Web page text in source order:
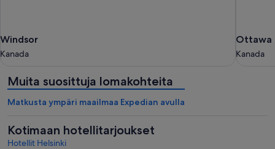
Windsor
Kanada
Windsor
Kanada
Ottawa
Kanada
Ottawa
Kanada
Muita suosittuja lomakohteita
Matkusta ympäri maailmaa Expedian avulla
Kotimaan hotellitarjoukset
Hotellit Helsinki